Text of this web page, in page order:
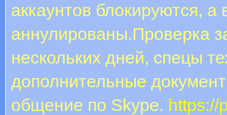
аккаунтов блокируются,
аннулированы.Проверка
нескольких дней, спецы
дополнительные
общение по Skype. https://